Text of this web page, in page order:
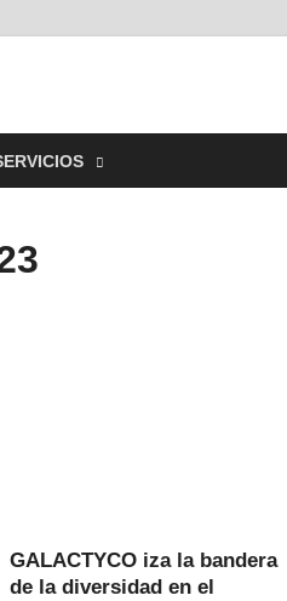
GALACTYCO iza la bandera
de la diversidad en el